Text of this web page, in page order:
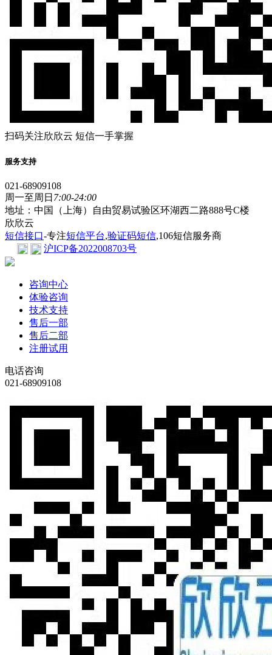
扫码关注欣欣云 短信一手掌握
服务支持
021-68909108
周一至周日 7:00-24:00
地址：中国（上海）自由贸易试验区环湖西二路888号C楼
欣欣云
短信接口-专注短信平台,验证码短信,106短信服务商
沪ICP备2022008703号
咨询中心
体验咨询
技术支持
售后一部
售后二部
注册试用
电话咨询
021-68909108